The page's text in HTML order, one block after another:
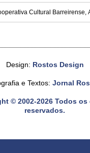
Design: Rostos Design
e Textos: Jornal
© 2002-2026 Todos
reservados.